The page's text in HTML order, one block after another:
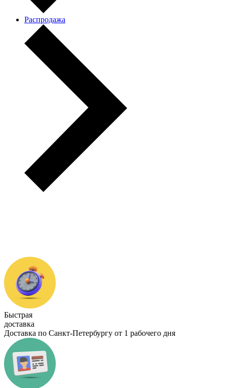
Распродажа
Быстрая
доставка
Доставка по Санкт-Петербургу от 1 рабочего дня